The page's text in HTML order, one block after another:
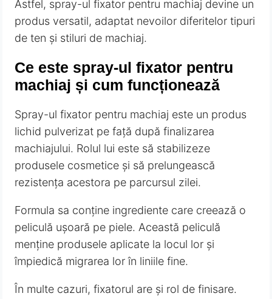
Astfel, spray-ul fixator pentru machiaj devine un
produs versatil, adaptat nevoilor diferitelor tipuri
de ten și stiluri de machiaj.
Ce este spray-ul fixator pentru
machiaj și cum funcționează
Spray-ul fixator pentru machiaj este un produs
lichid pulverizat pe față după finalizarea
machiajului. Rolul lui este să stabilizeze
produsele cosmetice și să prelungească
rezistența acestora pe parcursul zilei.
Formula sa conține ingrediente care creează o
peliculă ușoară pe piele. Această peliculă
menține produsele aplicate la locul lor și
împiedică migrarea lor în liniile fine.
În multe cazuri, fixatorul are și rol de finisare.